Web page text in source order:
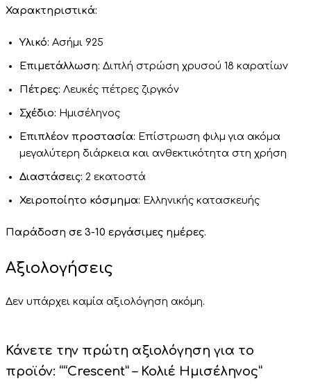
Χαρακτηριστικά:
Υλικό: Ασήμι 925
Επιμετάλλωση: Διπλή στρώση χρυσού 18 καρατίων
Πέτρες: Λευκές πέτρες ζιργκόν
Σχέδιο: Ημισέληνος
Επιπλέον προστασία: Επίστρωση φιλμ για ακόμα
μεγαλύτερη διάρκεια και ανθεκτικότητα στη χρήση
Διαστάσεις: 2 εκατοστά
Χειροποίητο κόσμημα: Ελληνικής κατασκευής
Παράδοση σε 3-10 εργάσιμες ημέρες.
Αξιολογήσεις
Δεν υπάρχει καμία αξιολόγηση ακόμη.
Κάνετε την πρώτη αξιολόγηση για το
προϊόν: ““Crescent” – Κολιέ Ημισέληνος”